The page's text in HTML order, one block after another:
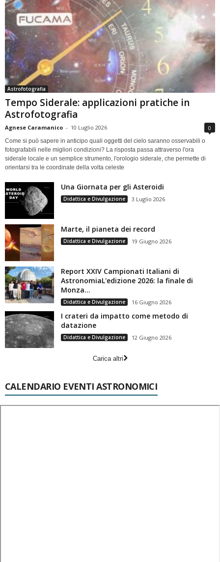
Astrofotografia
Tempo Siderale: applicazioni pratiche in
Astrofotografia
Agnese Caramanico - 10 Luglio 2026 0
Come si può sapere in anticipo quali oggetti del cielo saranno osservabili o
fotografabili nelle migliori condizioni? La risposta passa attraverso l'ora
siderale locale e un semplice strumento, l'orologio siderale, che permette di
orientarsi tra le coordinate della volta celeste
Una Giornata per gli Asteroidi
Didattica e Divulgazione 3 Luglio 2026
Marte, il pianeta dei record
Didattica e Divulgazione 19 Giugno 2026
Report XXIV Campionati Italiani di
AstronomiaL'edizione 2026: la finale di
Monza...
Didattica e Divulgazione 16 Giugno 2026
I crateri da impatto come metodo di
datazione
Didattica e Divulgazione 12 Giugno 2026
Carica altri
CALENDARIO EVENTI ASTRONOMICI